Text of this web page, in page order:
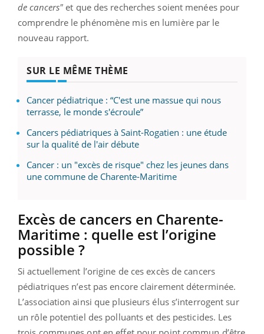
de cancers" et que des recherches soient menées pour
comprendre le phénomène mis en lumière par le
nouveau rapport.
SUR LE MÊME THÈME
Cancer pédiatrique : “C'est une massue qui nous
terrasse, le monde s'écroule”
Cancers pédiatriques à Saint-Rogatien : une étude
sur la qualité de l'air débute
Cancer : un "excès de risque" chez les jeunes dans
une commune de Charente-Maritime
Excès de cancers en Charente-
Maritime : quelle est l’origine
possible ?
Si actuellement l’origine de ces excès de cancers
pédiatriques n’est pas encore clairement déterminée.
L’association ainsi que plusieurs élus s’interrogent sur
un rôle potentiel des polluants et des pesticides. Les